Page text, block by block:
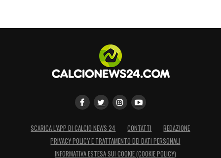
SCARICA L’APP DI CALCIO NEWS 24 CONTATTI
REDAZIONE
PRIVACY POLICY E TRATTAMENTO DEI DATI PERSONALI
INFORMATIVA ESTESA SUI COOKIE (COOKIE POLICY)